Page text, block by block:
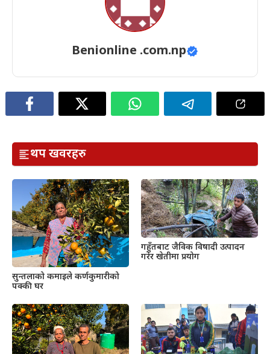
Benionline .com.np
थप खवरहरु
सुन्तलाको कमाइले कर्णकुमारीको
पक्की घर
गहुँतबाट जैविक विषादी उत्पादन
गरेर खेतीमा प्रयोग